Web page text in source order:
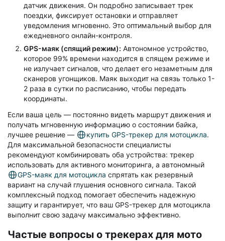
датчик движения. Он подробно записывает трек
поездки, фиксирует остановки и отправляет
уведомления мгновенно. Это оптимальный выбор для
ежедневного онлайн-контроля.
GPS-маяк (спящий режим): Автономное устройство,
которое 99% времени находится в спящем режиме и
не излучает сигналов, что делает его незаметным для
сканеров угонщиков. Маяк выходит на связь только 1-
2 раза в сутки по расписанию, чтобы передать
координаты.
Если ваша цель — постоянно видеть маршрут движения и
получать мгновенную информацию о состоянии байка,
лучшее решение —
купить GPS-трекер для мотоцикла.
Для максимальной безопасности специалисты
рекомендуют комбинировать оба устройства: трекер
использовать для активного мониторинга, а автономный
GPS-маяк для мотоцикла спрятать как резервный
вариант на случай глушения основного сигнала. Такой
комплексный подход помогает обеспечить надежную
защиту и гарантирует, что ваш GPS-трекер для мотоцикла
выполнит свою задачу максимально эффективно.
Частые вопросы о трекерах для мото